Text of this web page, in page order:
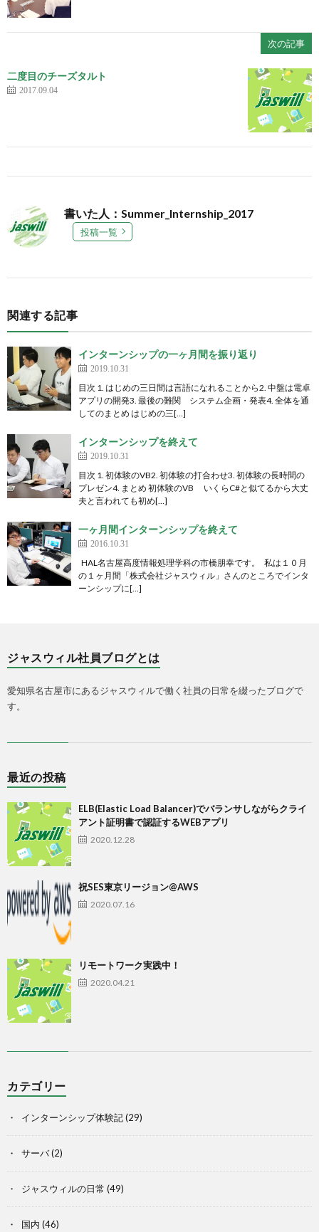
次の記事
二度目のチーズタルト
2017.09.04
書いた人：Summer_Internship_2017
投稿一覧
関連する記事
インターンシップの一ヶ月間を振り返り
2019.10.31
目次 1. はじめの三日間は言語になれることから2. 中盤は電卓
アプリの開発3. 最後の難関 システム企画・発表4. 全体を通
してのまとめ はじめの三[…]
インターンシップを終えて
2019.10.31
目次 1. 初体験のVB2. 初体験の打合わせ3. 初体験の長時間の
プレゼン4. まとめ 初体験のVB いくらC#と似てるから大丈
夫と言われても初め[…]
一ヶ月間インターンシップを終えて
2016.10.31
HAL名古屋高度情報処理学科の市橋朋幸です。 私は１０月
の１ヶ月間「株式会社ジャスウィル」さんのところでインタ
ーンシップに[…]
ジャスウィル社員ブログとは
愛知県名古屋市にあるジャスウィルで働く社員の日常を綴ったブログで
す。
最近の投稿
ELB(Elastic Load Balancer)でバランサしながらクライ
アント証明書で認証するWEBアプリ
2020.12.28
祝SES東京リージョン@AWS
2020.07.16
リモートワーク実践中！
2020.04.21
カテゴリー
インターンシップ体験記(29)
サーバ(2)
ジャスウィルの日常 (49)
国内 (46)